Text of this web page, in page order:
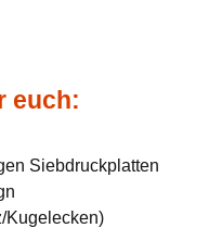
euch:
Siebdruckplatten
Kugelecken)